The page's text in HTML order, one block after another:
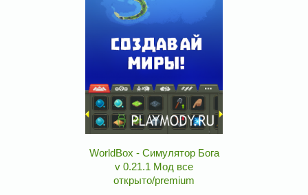
WorldBox - Симулятор Бога
v 0.21.1 Мод все
открыто/premium